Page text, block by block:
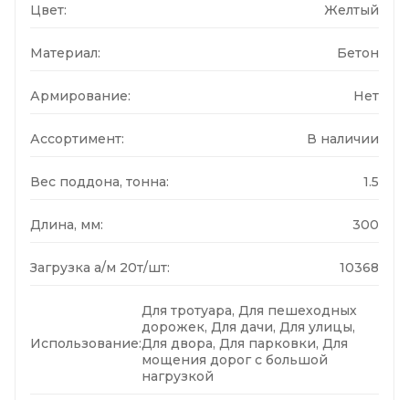
Цвет: Желтый
Материал: Бетон
Армирование: Нет
Ассортимент: В наличии
Вес поддона, тонна: 1.5
Длина, мм: 300
Загрузка а/м 20т/шт: 10368
Использование:
Для тротуара, Для пешеходных
дорожек, Для дачи, Для улицы,
Для двора, Для парковки, Для
мощения дорог с большой
нагрузкой